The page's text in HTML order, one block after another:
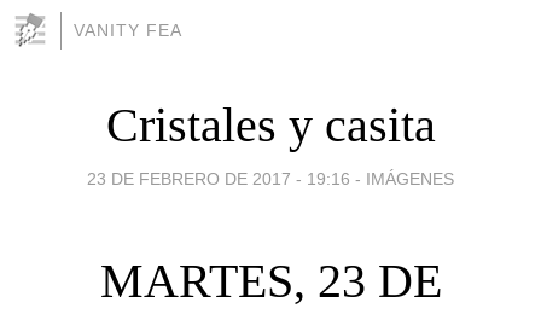
VANITY FEA
Cristales y casita
23 DE FEBRERO DE 2017 - 19:16 - IMÁGENES
MARTES, 23 DE